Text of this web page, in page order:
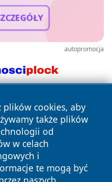
autopromocja
plików cookies, aby
także plików
od
w celach
i
te mogą być
Wszystkie prawa